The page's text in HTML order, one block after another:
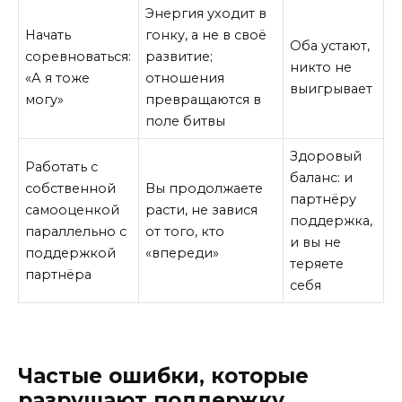
Начать
соревноваться:
«А я тоже
могу»
Энергия уходит в
гонку, а не в своё
развитие;
отношения
превращаются в
поле битвы
Оба устают,
никто не
выигрывает
Работать с
собственной
самооценкой
параллельно с
поддержкой
партнёра
Вы продолжаете
расти, не завися
от того, кто
«впереди»
Здоровый
баланс: и
партнёру
поддержка,
и вы не
теряете
себя
Частые ошибки, которые